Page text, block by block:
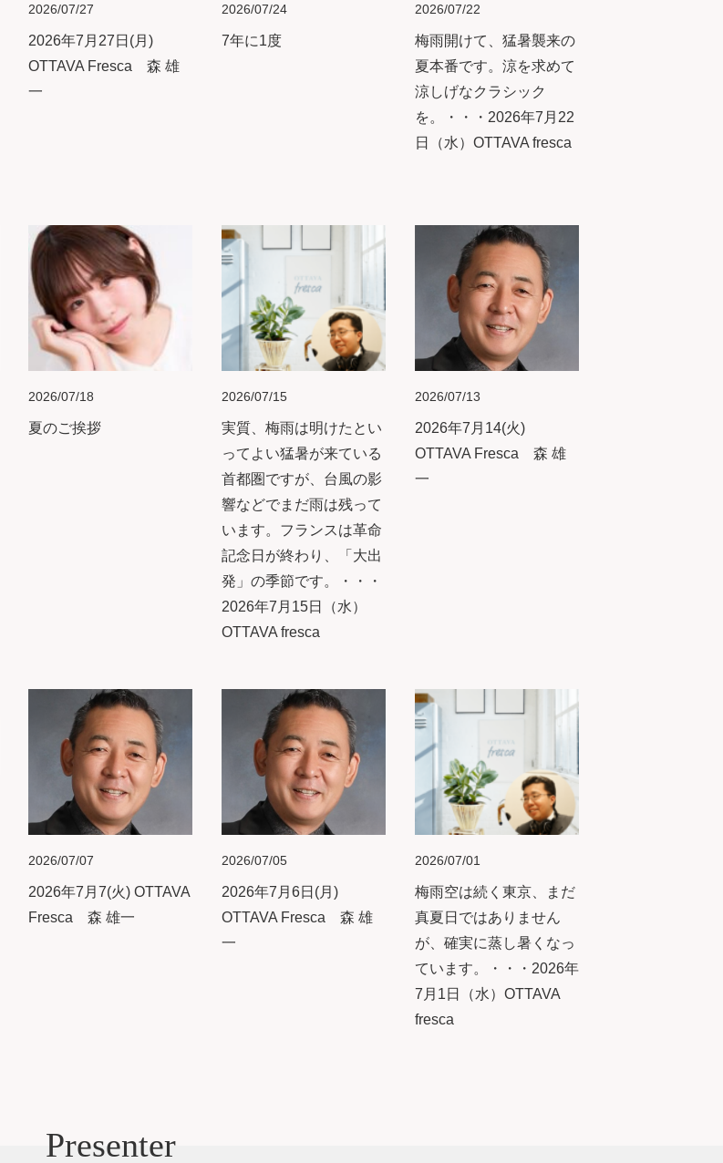
2026年7月27日(月)
OTTAVA Fresca 森 雄
一
2026/07/27
7年に1度
2026/07/24
梅雨開けて、猛暑襲来の
夏本番です。涼を求めて
涼しげなクラシック
を。・・・2026年7月22
日（水）OTTAVA fresca
2026/07/22
夏のご挨拶
2026/07/18
実質、梅雨は明けたとい
ってよい猛暑が来ている
首都圏ですが、台風の影
響などでまだ雨は残って
います。フランスは革命
記念日が終わり、「大出
発」の季節です。・・・
2026年7月15日（水）
OTTAVA fresca
2026/07/15
2026年7月14(火)
OTTAVA Fresca 森 雄
一
2026/07/13
2026年7月7(火) OTTAVA
Fresca 森 雄一
2026/07/07
2026年7月6日(月)
OTTAVA Fresca 森 雄
一
2026/07/05
梅雨空は続く東京、まだ
真夏日ではありません
が、確実に蒸し暑くなっ
ています。・・・2026年
7月1日（水）OTTAVA
fresca
2026/07/01
Presenter